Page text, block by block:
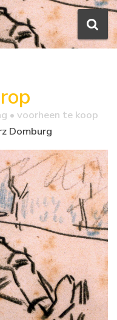
• voorheen te koop
Domburg